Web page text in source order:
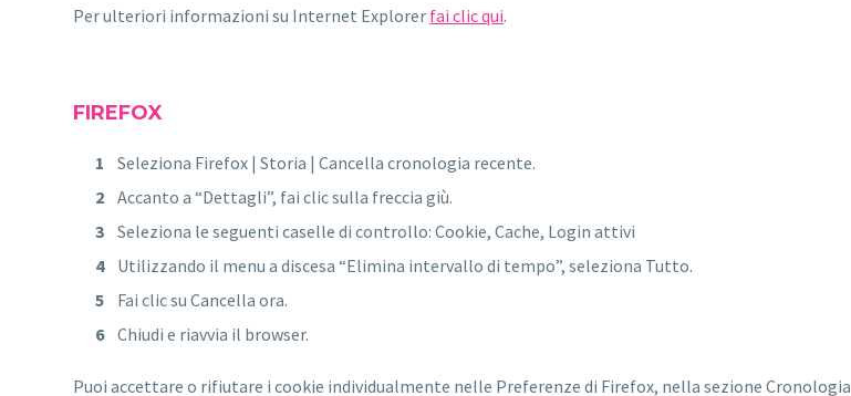
Per ulteriori informazioni su Internet Explorer fai clic qui.
FIREFOX
Seleziona Firefox | Storia | Cancella cronologia recente.
Accanto a “Dettagli”, fai clic sulla freccia giù.
Seleziona le seguenti caselle di controllo: Cookie, Cache, Login attivi
Utilizzando il menu a discesa “Elimina intervallo di tempo”, seleziona Tutto.
Fai clic su Cancella ora.
Chiudi e riavvia il browser.
Puoi accettare o rifiutare i cookie individualmente nelle Preferenze di Firefox, nella sezione Cronologia